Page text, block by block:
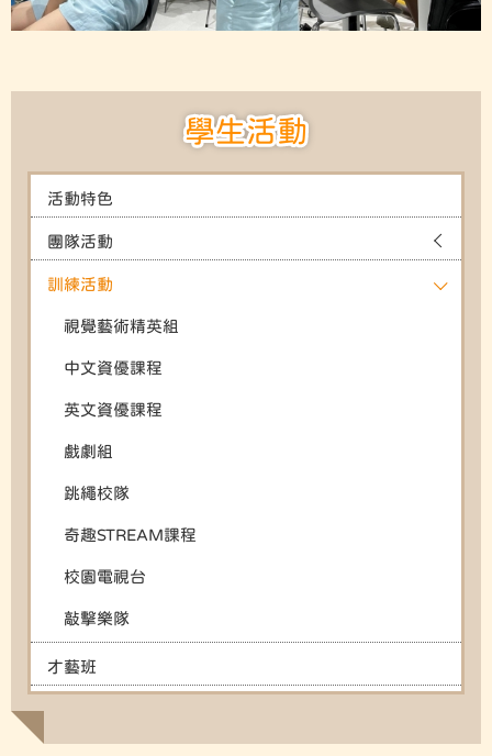
學生活動
活動特色
團隊活動
訓練活動
視覺藝術精英組
中文資優課程
英文資優課程
戲劇組
跳繩校隊
奇趣STREAM課程
校園電視台
敲擊樂隊
才藝班